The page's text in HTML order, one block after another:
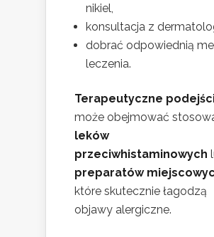
nikiel,
konsultacja z
dobrać odpowiednią
leczenia.
Terapeutyczne
może obejmować
leków
przeciwhistaminowych
preparatów
które skutecznie łagodzą
objawy alergiczne.